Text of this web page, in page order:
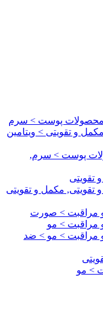
محصولات پوست > سرم
و تقویتی > ویتامین
پوست > سرم,
تقویتی
مکمل و تقویتی
مراقبت > صورت
> مو
مراقبت > مو > ضد
> مو